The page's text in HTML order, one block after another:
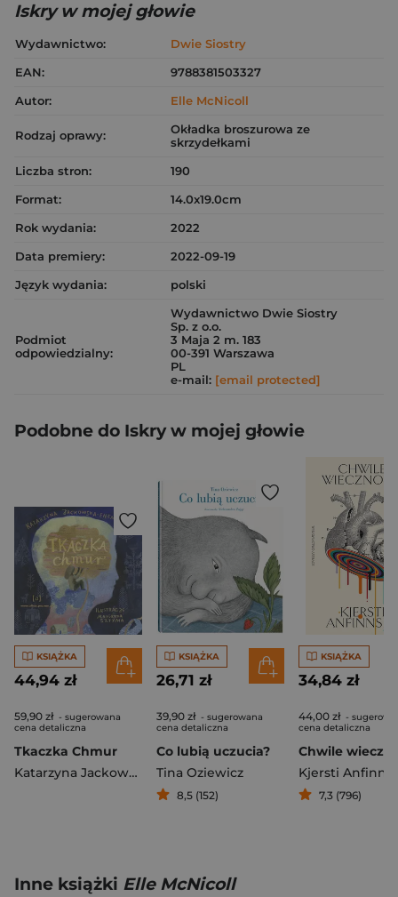
Iskry w mojej głowie
Wydawnictwo:
Dwie Siostry
EAN:
9788381503327
Autor:
Elle McNicoll
Rodzaj oprawy:
Okładka broszurowa ze
skrzydełkami
Liczba stron:
190
Format:
14.0x19.0cm
Rok wydania:
2022
Data premiery:
2022-09-19
Język wydania:
polski
Podmiot
odpowiedzialny:
Wydawnictwo Dwie Siostry
Sp. z o.o.
3 Maja 2 m. 183
00-391 Warszawa
PL
e-mail: [email protected]
Podobne do Iskry w mojej głowie
KSIĄŻKA
44,94 zł
59,90 zł - sugerowana
cena detaliczna
Tkaczka Chmur
Katarzyna Jackowska-Enemuo
KSIĄŻKA
26,71 zł
39,90 zł - sugerowana
cena detaliczna
Co lubią uczucia?
Tina Oziewicz
8,5 (152)
KSIĄŻKA
34,84 zł
44,00 zł -
cena detaliczna
Chwile
Kjersti
7,3 (796)
Inne książki Elle McNicoll